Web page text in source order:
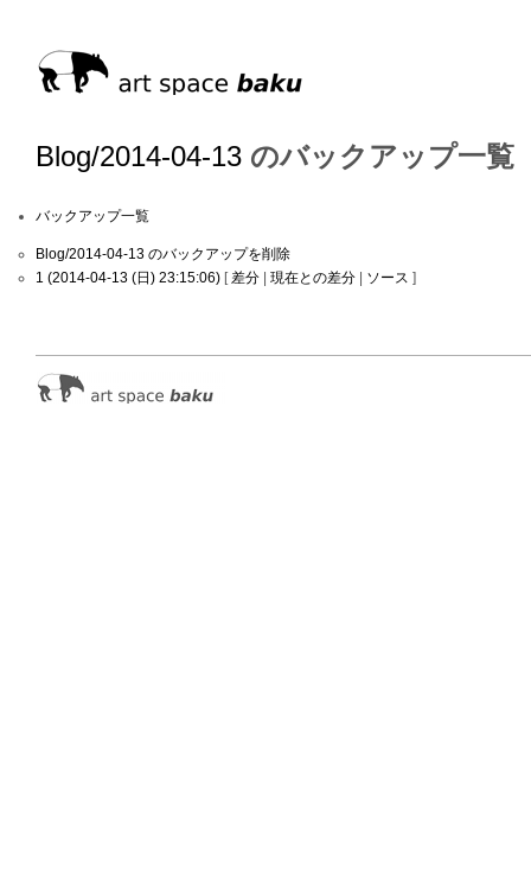
Blog/2014-04-13 のバックアップ一覧
バックアップ一覧
Blog/2014-04-13 のバックアップを削除
1 (2014-04-13 (日) 23:15:06) [差分 現在との差分 ソース ]